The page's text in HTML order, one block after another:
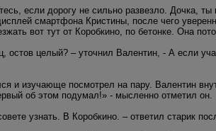
если дорогу не сильно развезло. Дочка,
смартфона Кристины, после чего
вот тут от Коробкино, по бетонке. Она
остов целый? – уточнил Валентин, - А если
и изучающе посмотрел на пару. Валентин
об этом подумал!» - мысленно отметил он.
узнать. В Коробкино. – ответил старик